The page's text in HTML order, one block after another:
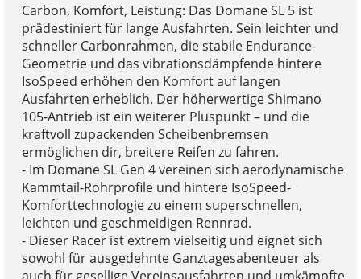
Carbon, Komfort, Leistung: Das Domane SL 5 ist
prädestiniert für lange Ausfahrten. Sein leichter und
schneller Carbonrahmen, die stabile Endurance-
Geometrie und das vibrationsdämpfende hintere
IsoSpeed erhöhen den Komfort auf langen
Ausfahrten erheblich. Der höherwertige Shimano
105-Antrieb ist ein weiterer Pluspunkt – und die
kraftvoll zupackenden Scheibenbremsen
ermöglichen dir, breitere Reifen zu fahren.
- Im Domane SL Gen 4 vereinen sich aerodynamische
Kammtail-Rohrprofile und hintere IsoSpeed-
Komforttechnologie zu einem superschnellen,
leichten und geschmeidigen Rennrad.
- Dieser Racer ist extrem vielseitig und eignet sich
sowohl für ausgedehnte Ganztagesabenteuer als